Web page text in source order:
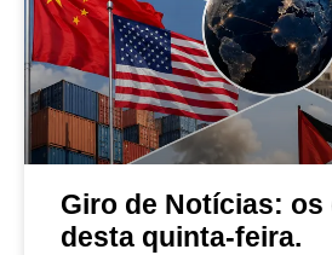
Giro de Notícias: os
desta quinta-feira.